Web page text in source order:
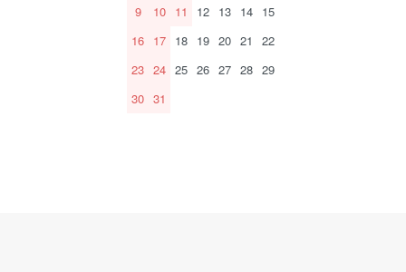
9
10 11 12 13 14 15
16 17 18 19 20 21
22
23 24 25 26 27 28 29
30 31